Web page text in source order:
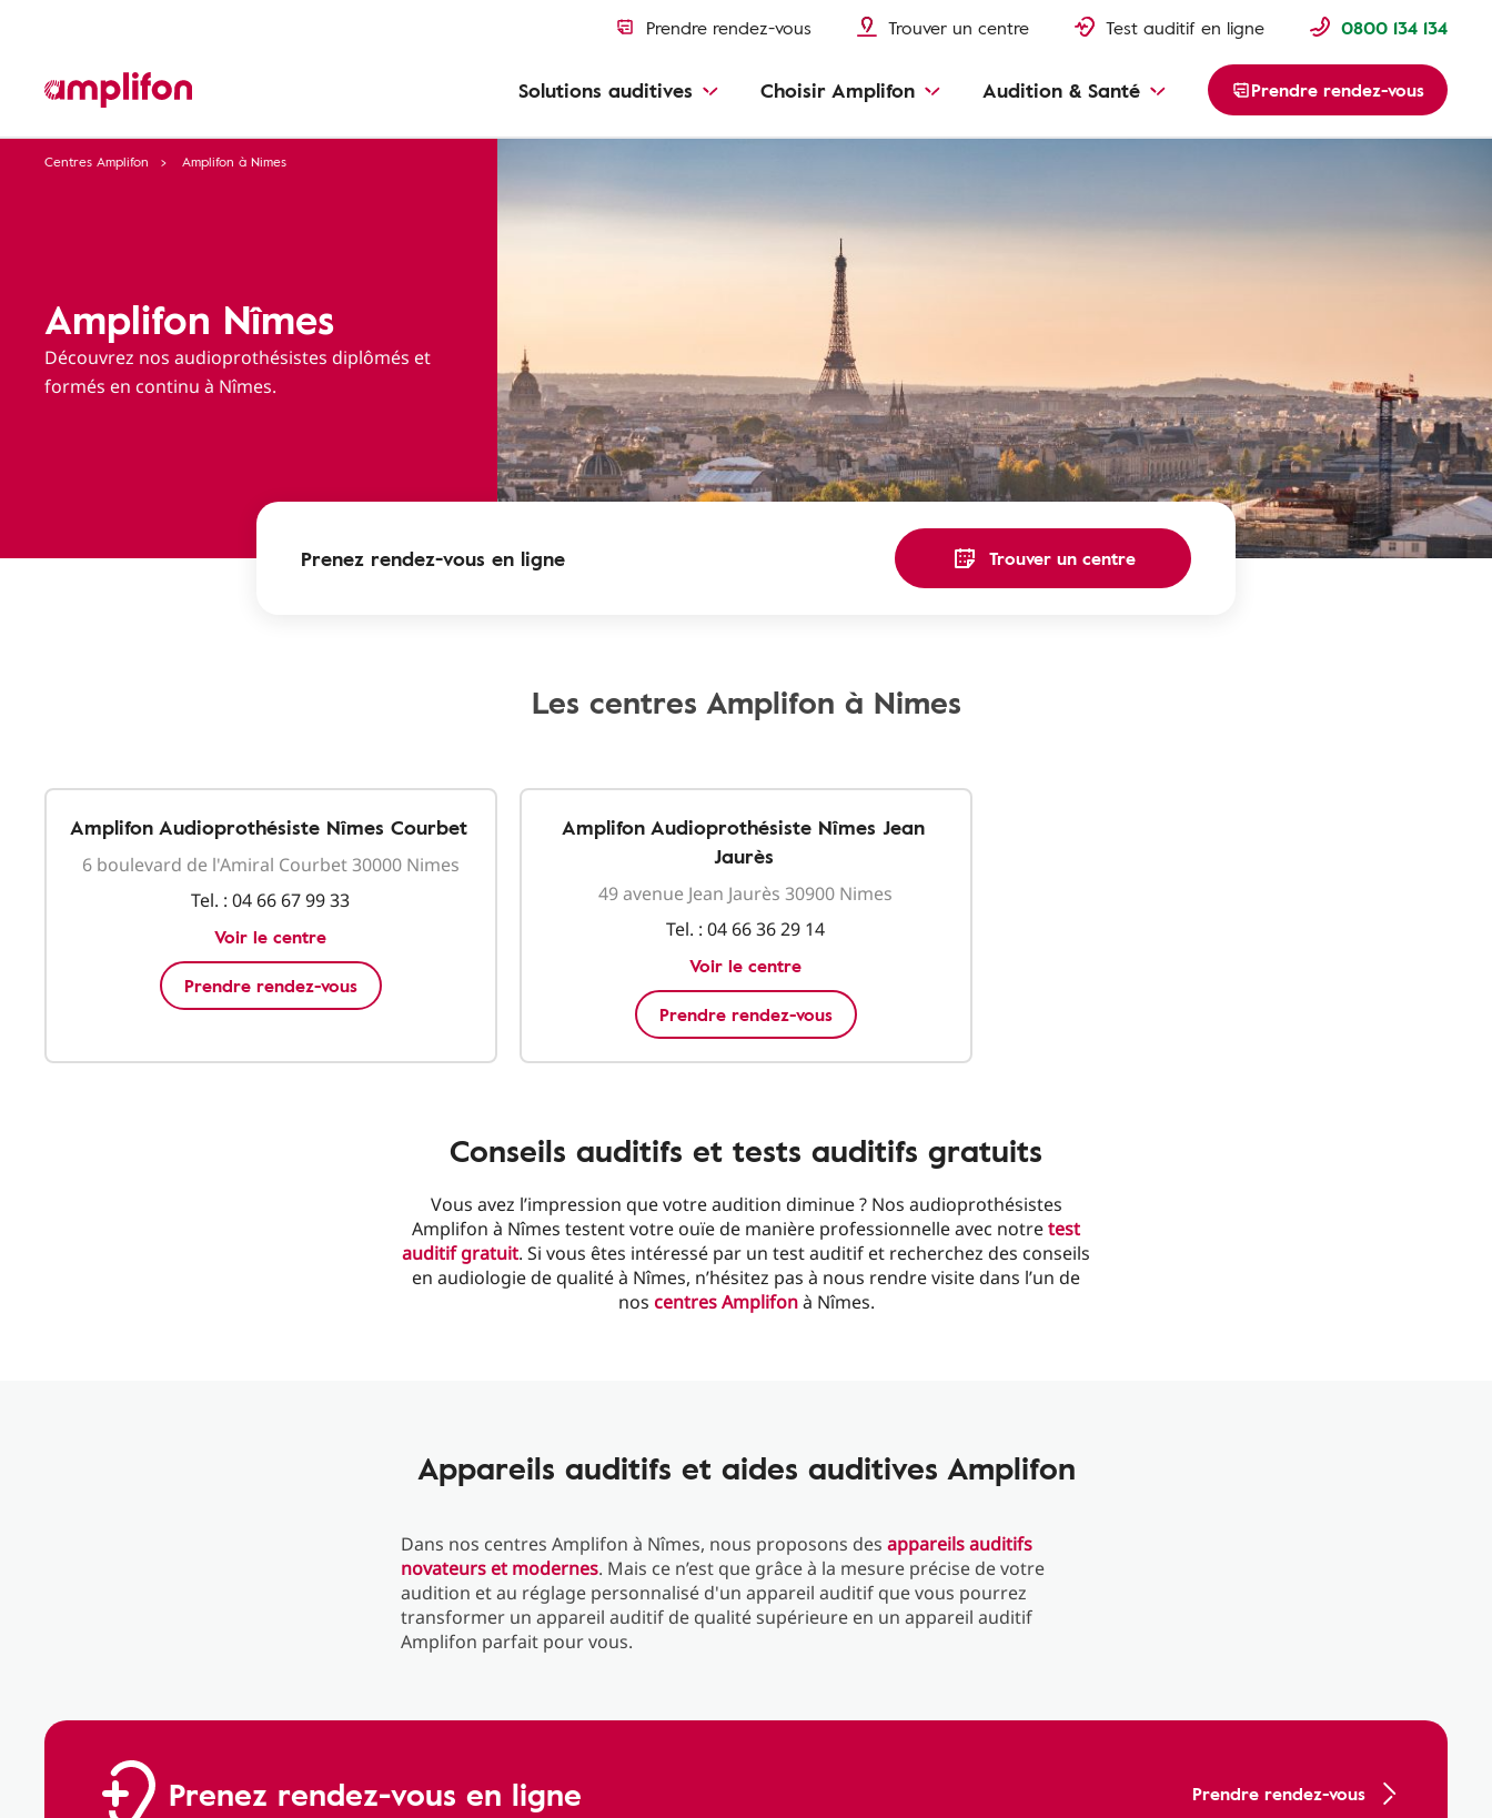
Prendre rendez-vous Trouver un centre Test auditif en ligne 0800 134 134
Solutions auditives Choisir Amplifon Audition & Santé Prendre rendez-vous
Centres Amplifon Amplifon à Nimes
Amplifon Nîmes
Découvrez nos audioprothésistes diplômés et
formés en continu à Nîmes.
Prenez rendez-vous en ligne Trouver un centre
Les centres Amplifon à Nimes
Amplifon Audioprothésiste Nîmes Courbet
6 boulevard de l'Amiral Courbet 30000 Nimes
Tel. : 04 66 67 99 33
Voir le centre
Prendre rendez-vous
Amplifon Audioprothésiste Nîmes Jean
Jaurès
49 avenue Jean Jaurès 30900 Nimes
Tel. : 04 66 36 29 14
Voir le centre
Prendre rendez-vous
Conseils auditifs et tests auditifs gratuits
Vous avez l’impression que votre audition diminue ? Nos audioprothésistes
Amplifon à Nîmes testent votre ouïe de manière professionnelle avec notretest
auditif gratuit. Si vous êtes intéressé par un test auditif et recherchez des conseils
en audiologie de qualité à Nîmes, n’hésitez pas à nous rendre visite dans l’un de
nos centres Amplifonà Nîmes.
Appareils auditifs et aides auditives Amplifon
Dans nos centres Amplifon à Nîmes, nous proposons des appareils auditifs
novateurs et modernes. Mais ce n’est que grâce à la mesure précise de votre
audition et au réglage personnalisé d'un appareil auditif que vous pourrez
transformer un appareil auditif de qualité supérieure en un appareil auditif
Amplifon parfait pour vous.
Prenez rendez-vous en ligne Prendre rendez-vous